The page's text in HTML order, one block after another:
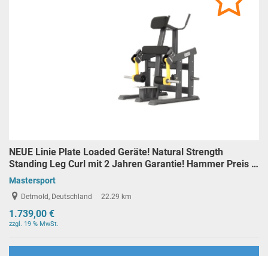
NEUE Linie Plate Loaded Geräte! Natural Strength
Standing Leg Curl mit 2 Jahren Garantie! Hammer Preis …
Mastersport
Detmold, Deutschland 22.29 km
1.739,00 €
zzgl. 19 % MwSt.